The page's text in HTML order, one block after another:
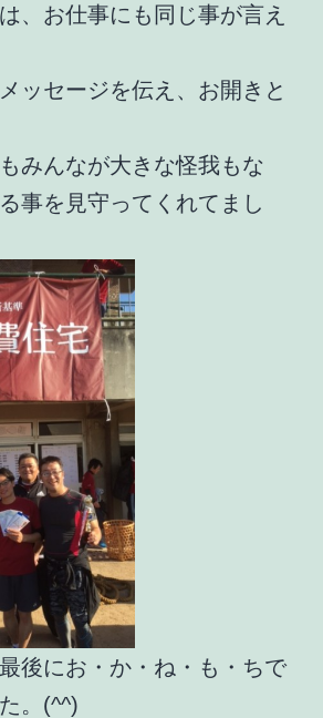
、お仕事にも同じ事が言え
ッセージを伝え、お開きと
みんなが大きな怪我もな
事を見守ってくれてまし
後にお・か・ね・も・ちで
。(^^)